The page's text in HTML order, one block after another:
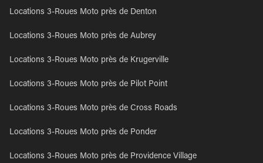
Locations 3-Roues Moto près de Denton
Locations 3-Roues Moto près de Aubrey
Locations 3-Roues Moto près de Krugerville
Locations 3-Roues Moto près de Pilot Point
Locations 3-Roues Moto près de Cross Roads
Locations 3-Roues Moto près de Ponder
Locations 3-Roues Moto près de Providence Village